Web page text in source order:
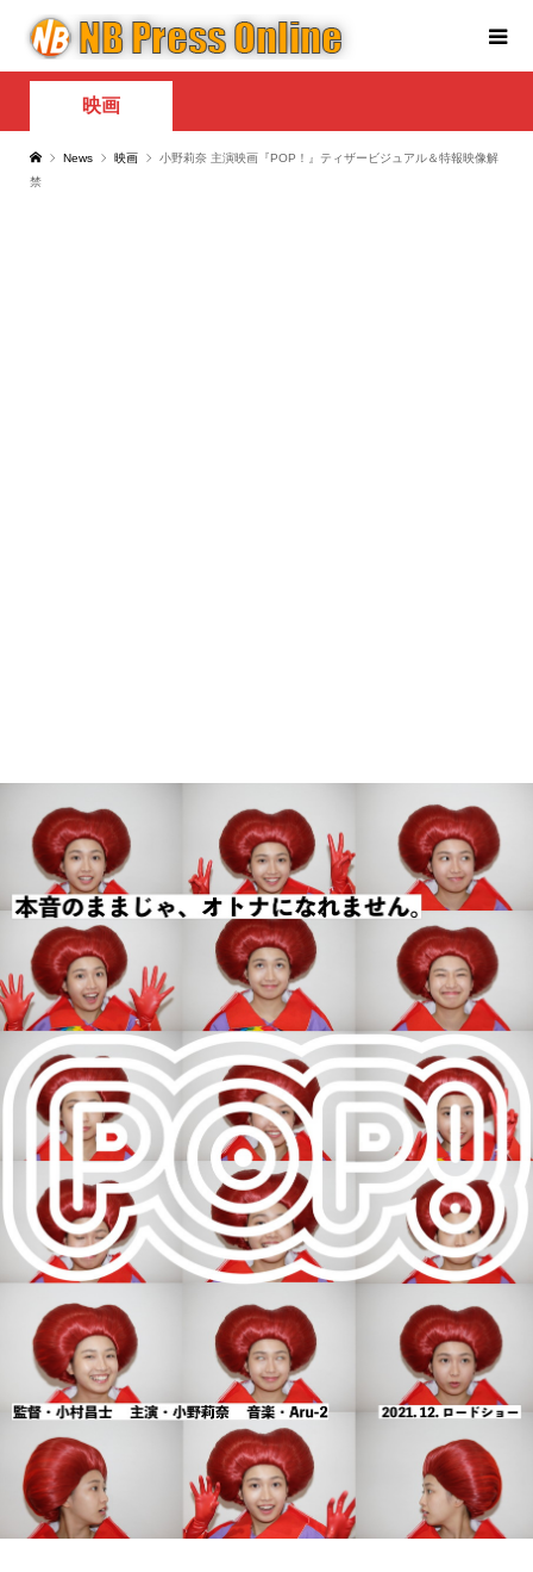
映画
News 映画
小野莉奈 主演映画『POP！』ティザービジュアル＆特報映像解
禁